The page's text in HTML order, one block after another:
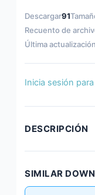
c
e
b
o
o
k
itt
er
Descargar91
Recuento de
Última
Inicia sesión
DESCRIPCIÓN
SIMILAR